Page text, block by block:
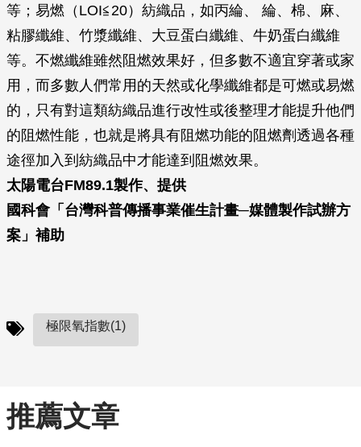
等；易燃（LOI≦20）紡織品，如丙綸、 綸、棉、麻、
粘膠纖維、竹漿纖維、大豆蛋白纖維、牛奶蛋白纖維
等。不燃纖維雖然阻燃效果好，但多數不適宜穿著或家
用，而多數人們常用的天然或化學纖維都是可燃或易燃
的，只有對這類紡織品進行改性或後整理才能提升他們
的阻燃性能，也就是將具有阻燃功能的阻燃劑透過各種
途徑加入到紡織品中才能達到阻燃效果。
太陽電台FM89.1製作、提供
國科會「台灣科普傳播事業催生計畫─媒體製作試辦方
案」補助
極限氧指數(1)
推薦文章